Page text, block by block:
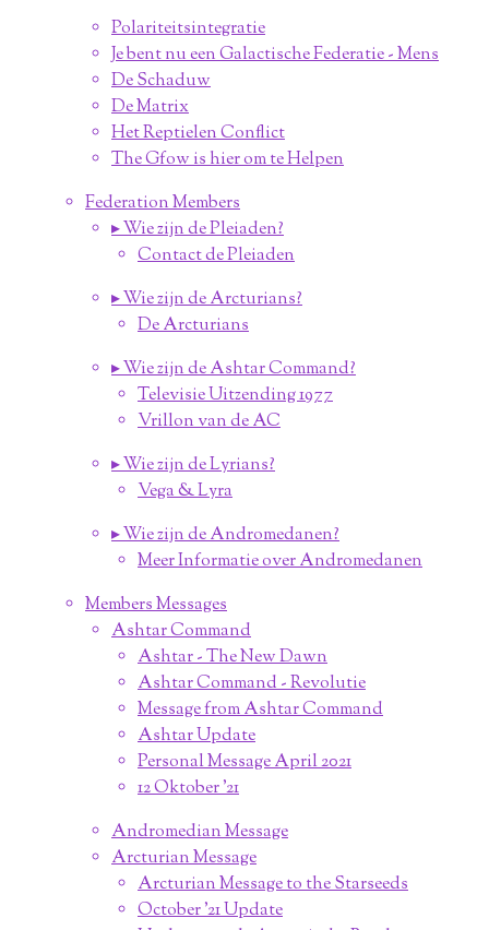
Polariteitsintegratie
Je bent nu een Galactische Federatie - Mens
De Schaduw
De Matrix
Het Reptielen Conflict
The Gfow is hier om te Helpen
Federation Members
▸ Wie zijn de Pleiaden?
Contact de Pleiaden
▸ Wie zijn de Arcturians?
De Arcturians
▸ Wie zijn de Ashtar Command?
Televisie Uitzending 1977
Vrillon van de AC
▸ Wie zijn de Lyrians?
Vega & Lyra
▸ Wie zijn de Andromedanen?
Meer Informatie over Andromedanen
Members Messages
Ashtar Command
Ashtar - The New Dawn
Ashtar Command - Revolutie
Message from Ashtar Command
Ashtar Update
Personal Message April 2021
12 Oktober '21
Andromedian Message
Arcturian Message
Arcturian Message to the Starseeds
October '21 Update